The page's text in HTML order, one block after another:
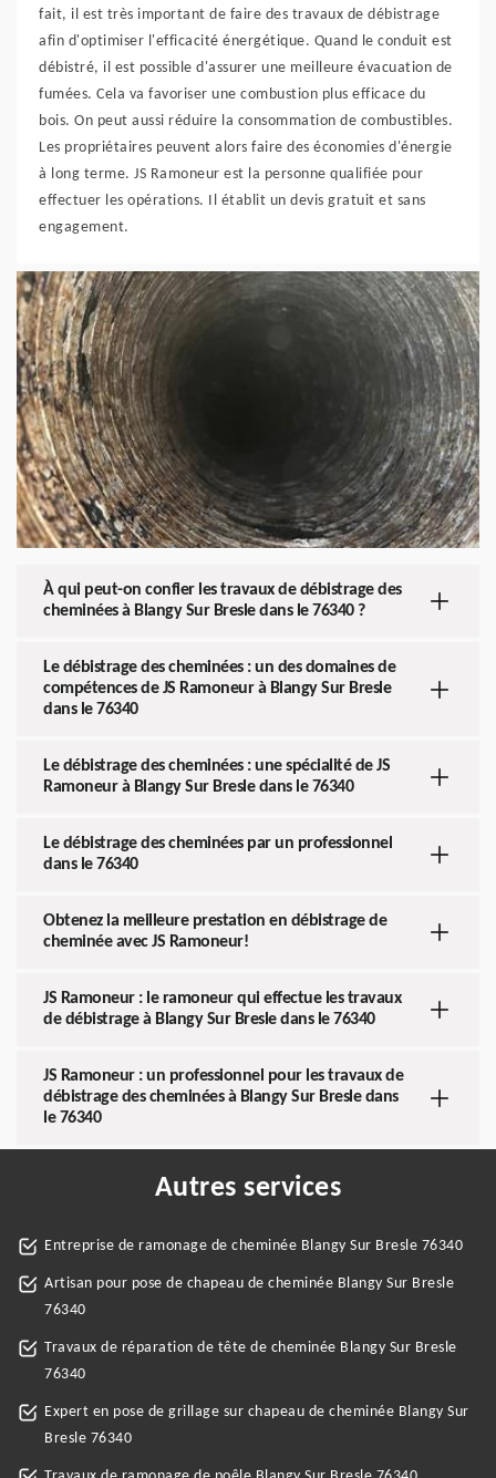
fait, il est très important de faire des travaux de débistrage
afin d'optimiser l'efficacité énergétique. Quand le conduit est
débistré, il est possible d'assurer une meilleure évacuation de
fumées. Cela va favoriser une combustion plus efficace du
bois. On peut aussi réduire la consommation de combustibles.
Les propriétaires peuvent alors faire des économies d'énergie
à long terme. JS Ramoneur est la personne qualifiée pour
effectuer les opérations. Il établit un devis gratuit et sans
engagement.
À qui peut-on confier les travaux de débistrage des
cheminées à Blangy Sur Bresle dans le 76340 ?
Le débistrage des cheminées : un des domaines de
compétences de JS Ramoneur à Blangy Sur Bresle
dans le 76340
Le débistrage des cheminées : une spécialité de JS
Ramoneur à Blangy Sur Bresle dans le 76340
Le débistrage des cheminées par un professionnel
dans le 76340
Obtenez la meilleure prestation en débistrage de
cheminée avec JS Ramoneur!
JS Ramoneur : le ramoneur qui effectue les travaux
de débistrage à Blangy Sur Bresle dans le 76340
JS Ramoneur : un professionnel pour les travaux de
débistrage des cheminées à Blangy Sur Bresle dans
le 76340
Autres services
Entreprise de ramonage de cheminée Blangy Sur Bresle 76340
Artisan pour pose de chapeau de cheminée Blangy Sur Bresle
76340
Travaux de réparation de tête de cheminée Blangy Sur Bresle
76340
Expert en pose de grillage sur chapeau de cheminée Blangy Sur
Bresle 76340